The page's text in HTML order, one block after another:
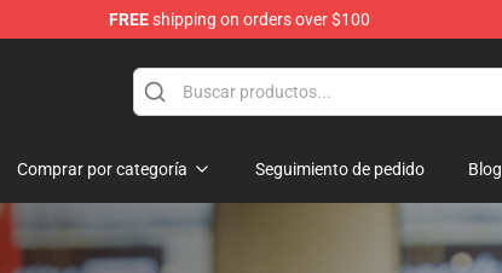
FREEshipping on orders over $100
Comprar por categoría Seguimiento de pedido Blog